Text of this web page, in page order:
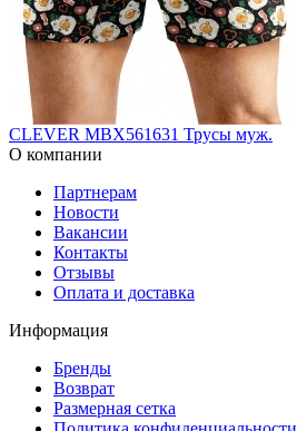
CLEVER MBX561631 Трусы муж.
О компании
Партнерам
Новости
Вакансии
Контакты
Отзывы
Оплата и доставка
Информация
Бренды
Возврат
Размерная сетка